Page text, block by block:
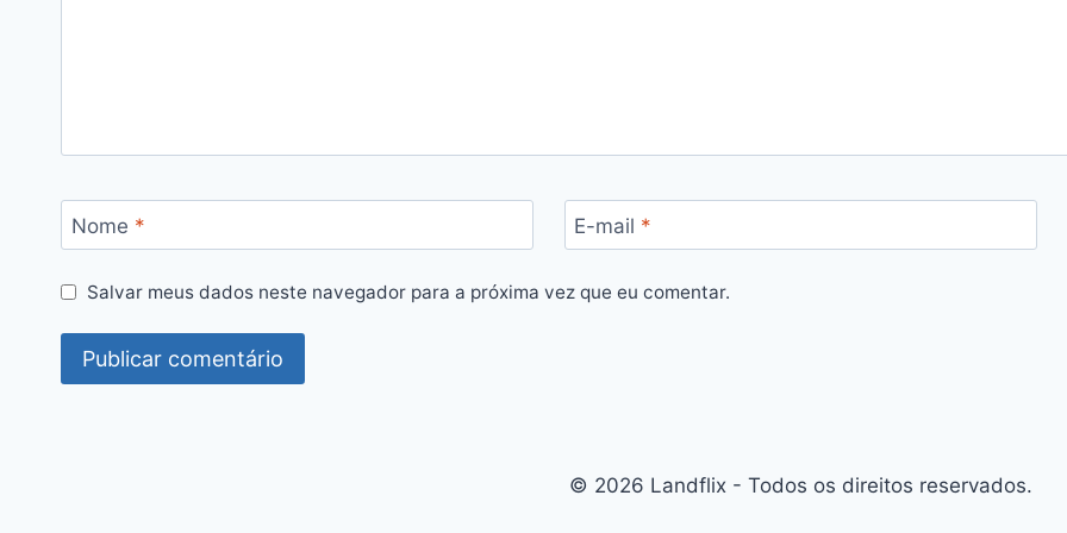
Nome * E-mail *
Salvar meus dados neste navegador para a próxima vez que eu comentar.
© 2026 Landflix - Todos os direitos reservados.